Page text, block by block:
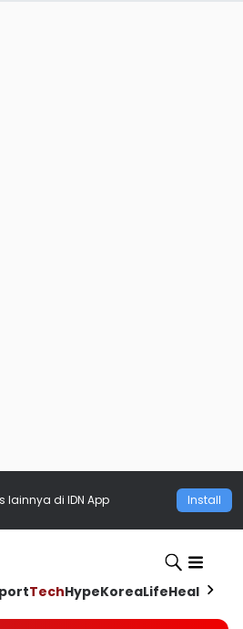
lainnya di IDN App Install
TechHypeKoreaLifeHealth